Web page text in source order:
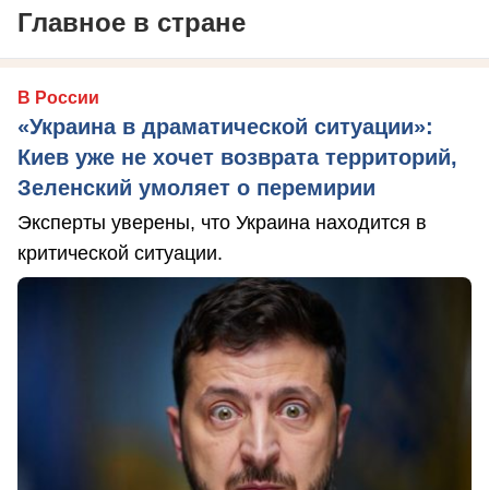
Главное в стране
В России
«Украина в драматической ситуации»:
Киев уже не хочет возврата территорий,
Зеленский умоляет о перемирии
Эксперты уверены, что Украина находится в
критической ситуации.